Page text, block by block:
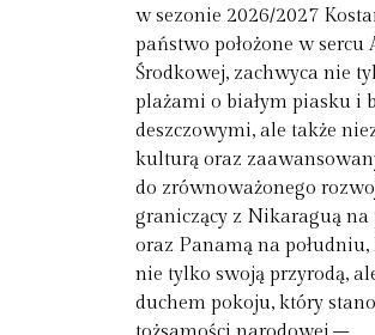
w sezonie 2026/2027
państwo położone w sercu
Środkowej, zachwyca nie
plażami o białym piasku i
deszczowymi, ale także
kulturą oraz
do zrównoważonego
graniczący z Nikaraguą na
oraz Panamą na
nie tylko swoją przyrodą,
duchem pokoju, który